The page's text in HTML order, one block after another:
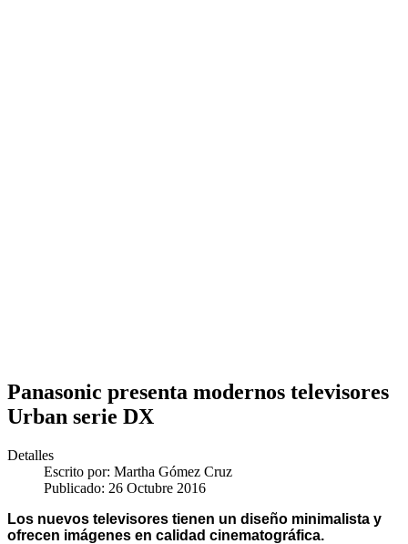
Panasonic presenta modernos televisores
Urban serie DX
Detalles
Escrito por: Martha Gómez Cruz
Publicado: 26 Octubre 2016
Los nuevos televisores tienen un diseño minimalista y
ofrecen imágenes en calidad cinematográfica.